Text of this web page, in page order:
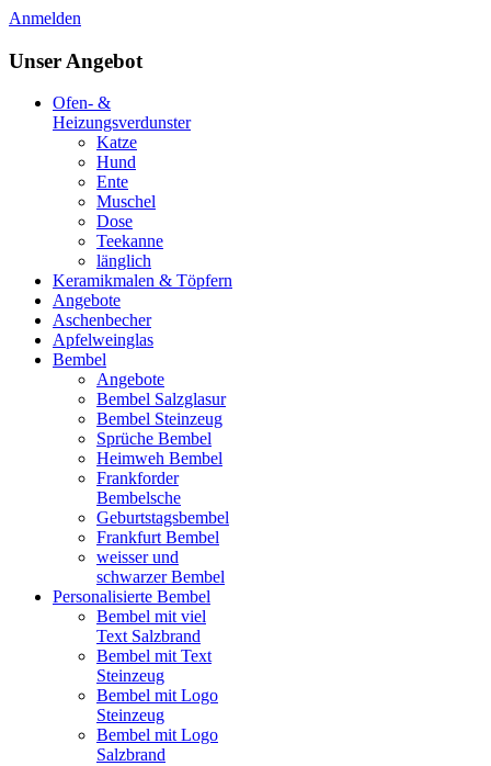
Anmelden
Unser Angebot
Ofen- &
Heizungsverdunster
Katze
Hund
Ente
Muschel
Dose
Teekanne
länglich
Keramikmalen & Töpfern
Angebote
Aschenbecher
Apfelweinglas
Bembel
Angebote
Bembel Salzglasur
Bembel Steinzeug
Sprüche Bembel
Heimweh Bembel
Frankforder
Bembelsche
Geburtstagsbembel
Frankfurt Bembel
weisser und
schwarzer Bembel
Personalisierte Bembel
Bembel mit viel
Text Salzbrand
Bembel mit Text
Steinzeug
Bembel mit Logo
Steinzeug
Bembel mit Logo
Salzbrand